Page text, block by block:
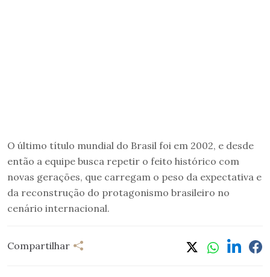
O último título mundial do Brasil foi em 2002, e desde
então a equipe busca repetir o feito histórico com
novas gerações, que carregam o peso da expectativa e
da reconstrução do protagonismo brasileiro no
cenário internacional.
Compartilhar